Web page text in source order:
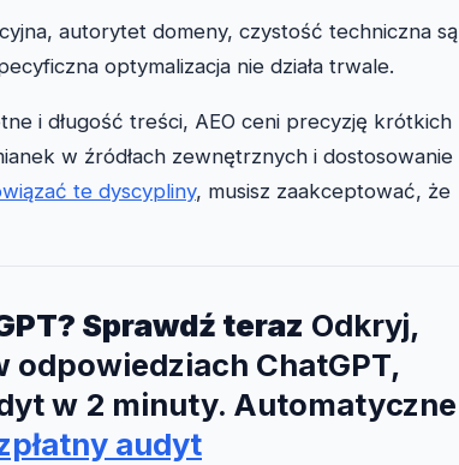
autorytet domeny, czystość techniczna są
optymalizacja nie działa trwale.
i długość treści, AEO ceni precyzję krótkich
w źródłach zewnętrznych i dostosowanie
te dyscypliny, musisz zaakceptować, że
Sprawdź teraz Odkryj,
odpowiedziach ChatGPT,
w 2 minuty. Automatyczne
audyt